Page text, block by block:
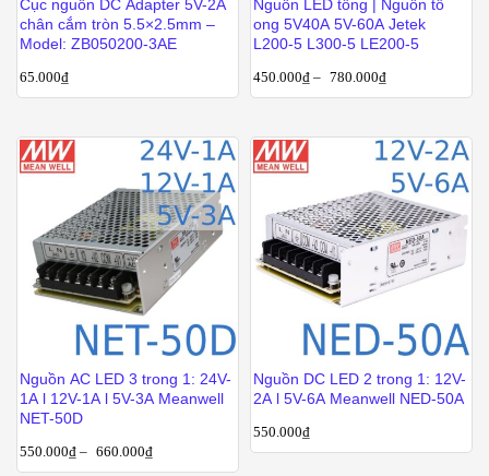
Cục nguồn DC Adapter 5V-2A
chân cắm tròn 5.5×2.5mm –
Model: ZB050200-3AE
65.000₫
Nguồn LED tổng | Nguồn tổ
ong 5V40A 5V-60A Jetek
L200-5 L300-5 LE200-5
450.000₫ – 780.000₫
Nguồn AC LED 3 trong 1: 24V-
1A l 12V-1A l 5V-3A Meanwell
NET-50D
550.000₫ – 660.000₫
Nguồn DC LED 2 trong 1: 12V-
2A l 5V-6A Meanwell NED-50A
550.000₫